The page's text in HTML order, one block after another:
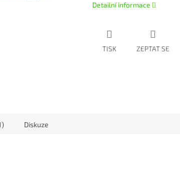
Detailní informace
TISK ZEPTAT SE
Diskuze